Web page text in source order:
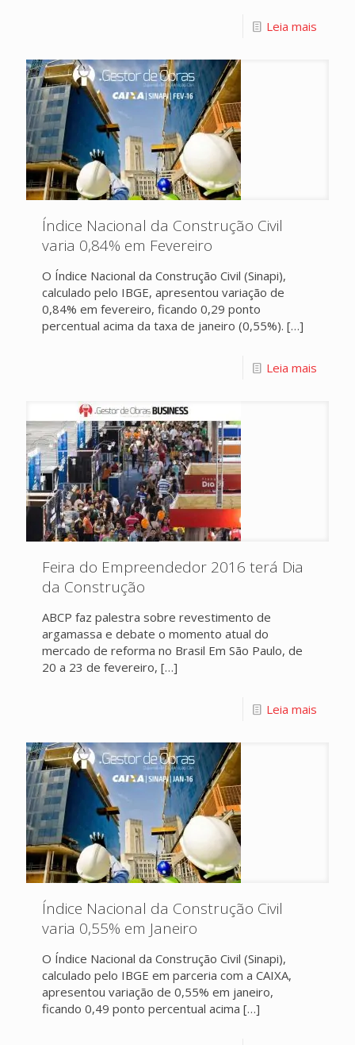
Leia mais
Índice Nacional da Construção Civil
varia 0,84% em Fevereiro
O Índice Nacional da Construção Civil (Sinapi),
calculado pelo IBGE, apresentou variação de
0,84% em fevereiro, ficando 0,29 ponto
percentual acima da taxa de janeiro (0,55%). […]
Leia mais
Feira do Empreendedor 2016 terá Dia
da Construção
ABCP faz palestra sobre revestimento de
argamassa e debate o momento atual do
mercado de reforma no Brasil Em São Paulo, de
20 a 23 de fevereiro, […]
Leia mais
Índice Nacional da Construção Civil
varia 0,55% em Janeiro
O Índice Nacional da Construção Civil (Sinapi),
calculado pelo IBGE em parceria com a CAIXA,
apresentou variação de 0,55% em janeiro,
ficando 0,49 ponto percentual acima […]